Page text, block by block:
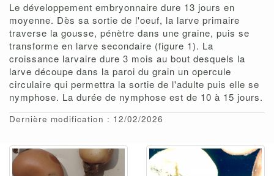
Le développement embryonnaire dure 13 jours en
moyenne. Dès sa sortie de l'oeuf, la larve primaire
traverse la gousse, pénètre dans une graine, puis se
transforme en larve secondaire (figure 1). La
croissance larvaire dure 3 mois au bout desquels la
larve découpe dans la paroi du grain un opercule
circulaire qui permettra la sortie de l'adulte puis elle se
nymphose. La durée de nymphose est de 10 à 15 jours.
Dernière modification : 12/02/2026